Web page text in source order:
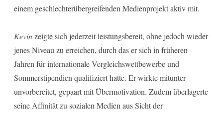
einem geschlechterübergreifenden Medienprojekt aktiv mit.
Kevinzeigte sich jederzeit leistungsbereit, ohne jedoch wieder
jenes Niveau zu erreichen, durch das er sich in früheren
Jahren für internationale Vergleichswettbewerbe und
Sommerstipendien qualifiziert hatte. Er wirkte mitunter
unvorbereitet, gepaart mit Übermotivation. Zudem überlagerte
seine Affinität zu sozialen Medien aus Sicht der